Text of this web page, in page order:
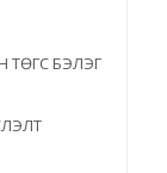
БЭЛЭГ